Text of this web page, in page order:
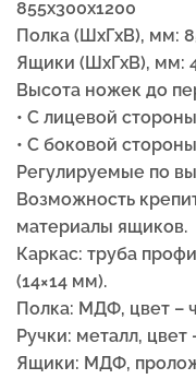
855x300x1200
Полка (ШxГxВ), мм:
Ящики (ШxГxВ), мм:
Высота ножек до
• С лицевой
• С боковой
Регулируемые по
Возможность
материалы ящиков.
Каркас: труба
(14×14 мм).
Полка: МДФ, цвет –
Ручки: металл, цвет
Ящики: МДФ,